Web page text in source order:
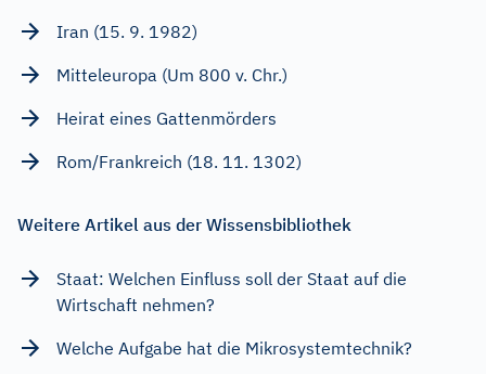
Iran (15. 9. 1982)
Mitteleuropa (Um 800 v. Chr.)
Heirat eines Gattenmörders
Rom/Frankreich (18. 11. 1302)
Weitere Artikel aus der Wissensbibliothek
Staat: Welchen Einfluss soll der Staat auf die
Wirtschaft nehmen?
Welche Aufgabe hat die Mikrosystemtechnik?